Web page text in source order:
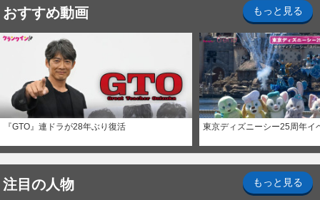
おすすめ動画 もっと見る
『GTO』連ドラが28年ぶり復活 東京ディズニーシー25周年イ
注目の人物 もっと見る